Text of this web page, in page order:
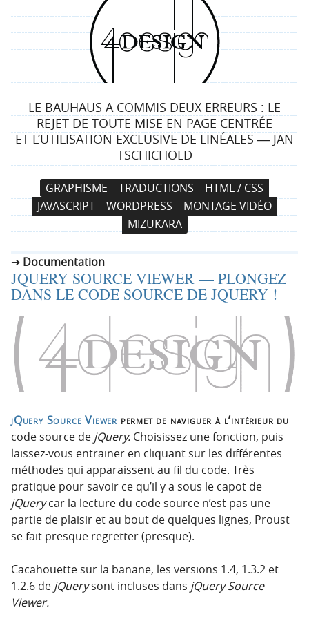
4
d
e
s
i
g
n
LE BAUHAUS A COMMIS DEUX ERREURS : LE
REJET DE TOUTE MISE EN PAGE CENTRÉE
ET L’UTILISATION EXCLUSIVE DE LINÉALES ― JAN
TSCHICHOLD
N
a
v
i
a
t
i
n
r
c
i
p
a
l
e
A
l
l
e
a
u
c
n
e
n
GRAPHISME TRADUCTIONS
HTML / CSS
JAVASCRIPT
WORDPRESS
MONTAGE VIDÉO
MIZUKARA
Documentation
JQUERY SOURCE VIEWER — PLONGEZ
DANS LE CODE SOURCE DE JQUERY !
jQuery Source Viewer permet de naviguer à l’intérieur du
code source de jQuery. Choisissez une fonction, puis
laissez-vous entrainer en cliquant sur les différentes
méthodes qui apparaissent au fil du code. Très
pratique pour savoir ce qu’il y a sous le capot de
jQuerycar la lecture du code source n’est pas une
partie de plaisir et au bout de quelques lignes, Proust
se fait presque regretter (presque).
Cacahouette sur la banane, les versions 1.4, 1.3.2 et
1.2.6 de jQuerysont incluses dans jQuery Source
Viewer.